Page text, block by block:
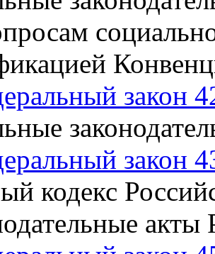
закон
закон
кодекс